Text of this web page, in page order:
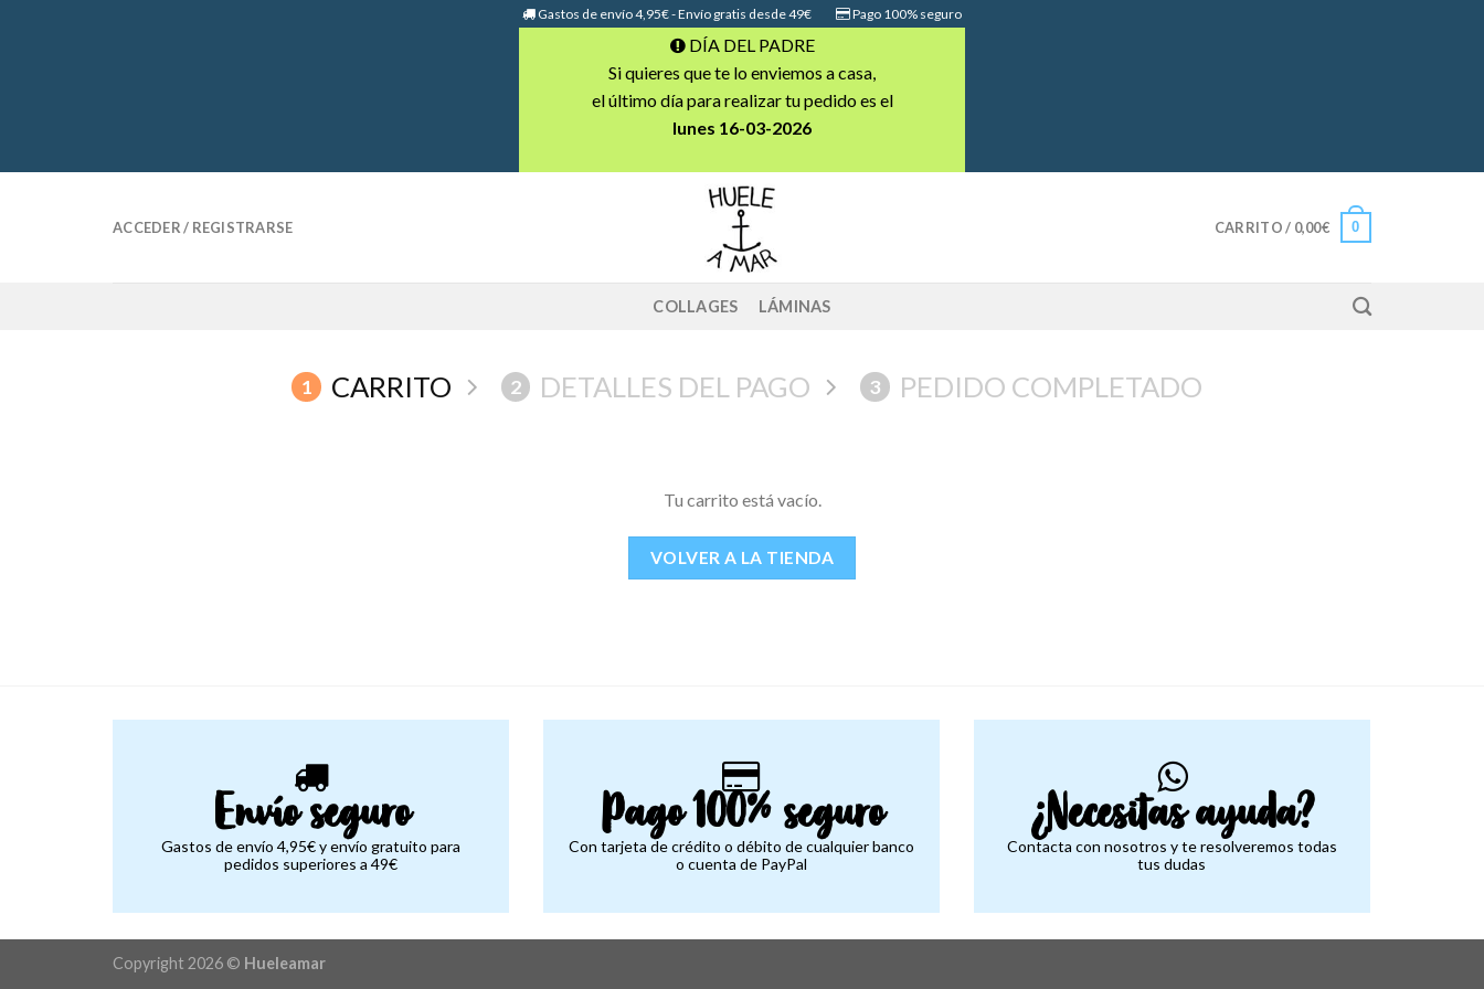
Gastos de envío 4,95€ - Envío gratis desde 49€ Pago 100% seguro
DÍA DEL PADRE
Si quieres que te lo enviemos a casa,
el último día para realizar tu pedido es el
lunes 16-03-2026
ACCEDER / REGISTRARSE CARRITO / 0,00€ 0
COLLAGES LÁMINAS
1 CARRITO 2 DETALLES DEL PAGO 3 PEDIDO COMPLETADO
Tu carrito está vacío.
VOLVER A LA TIENDA
Envío seguro
Gastos de envío 4,95€ y envío gratuito para
pedidos superiores a 49€
Pago 100% seguro
Con tarjeta de crédito o débito de cualquier banco
o cuenta de PayPal
¿Necesitas ayuda?
Contacta con nosotros y te resolveremos todas
tus dudas
Copyright 2026 © Hueleamar